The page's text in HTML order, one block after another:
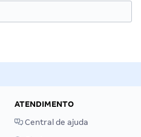
ATENDIMENTO
Central de ajuda